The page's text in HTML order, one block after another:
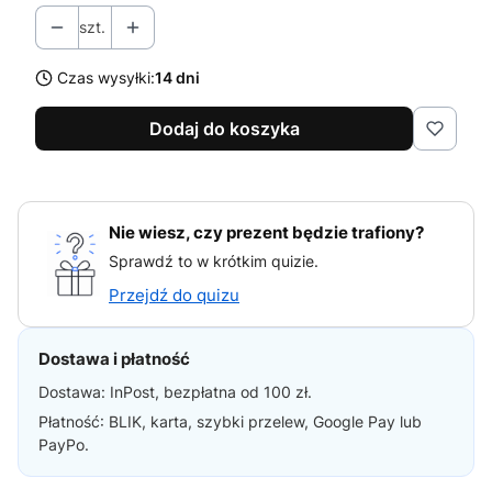
szt.
Czas wysyłki:14 dni
Dodaj do koszyka
Nie wiesz, czy prezent będzie trafiony?
Sprawdź to w krótkim quizie.
Przejdź do quizu
Dostawa i płatność
Dostawa: InPost, bezpłatna od 100 zł.
Płatność: BLIK, karta, szybki przelew, Google Pay lub
PayPo.